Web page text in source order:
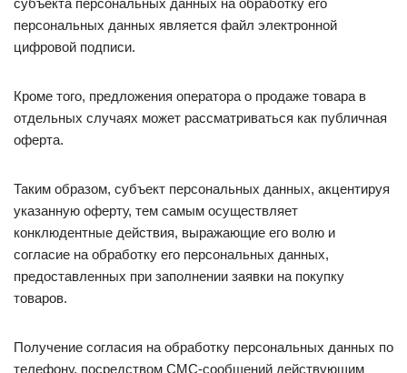
субъекта персональных данных на обработку его
персональных данных является файл электронной
цифровой подписи.
Кроме того, предложения оператора о продаже товара в
отдельных случаях может рассматриваться как публичная
оферта.
Таким образом, субъект персональных данных, акцентируя
указанную оферту, тем самым осуществляет
конклюдентные действия, выражающие его волю и
согласие на обработку его персональных данных,
предоставленных при заполнении заявки на покупку
товаров.
Получение согласия на обработку персональных данных по
телефону, посредством СМС-сообщений действующим